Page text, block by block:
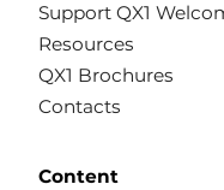
Support QX1
Resources
QX1 Brochures
Contacts
Content